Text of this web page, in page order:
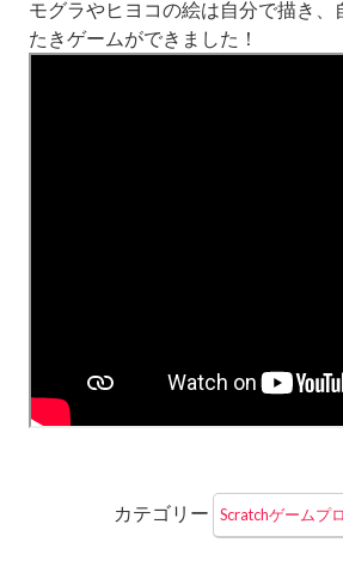
モグラやヒヨコの絵は自分で描き、
たきゲームができました！
カテゴリー Scratchゲームプ